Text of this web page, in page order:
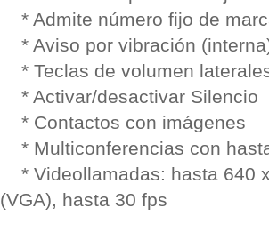
* Admite número fijo de
* Aviso por vibración
* Teclas de volumen
* Activar/desactivar Silencio
* Contactos con imágenes
* Multiconferencias con
* Videollamadas: hasta 640
(VGA), hasta 30 fps